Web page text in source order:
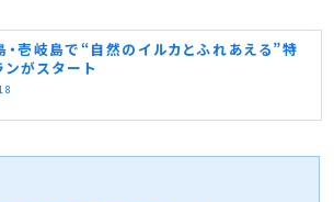
・壱岐島で“自然のイルカとふれあえる”特
がスタート